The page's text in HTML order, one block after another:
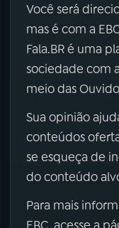
Você será
mas é com a
Fala.BR é uma
sociedade com
meio das
Sua opinião
conteúdos
se esqueça de
do conteúdo
Para mais